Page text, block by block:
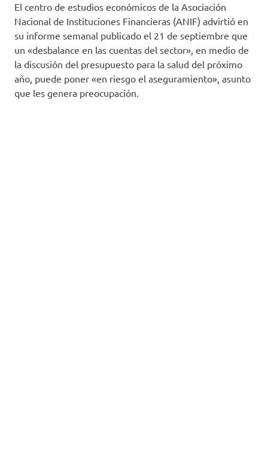
El centro de estudios económicos de la Asociación
Nacional de Instituciones Financieras (ANIF) advirtió en
su informe semanal publicado el 21 de septiembre que
un «desbalance en las cuentas del sector», en medio de
la discusión del presupuesto para la salud del próximo
año, puede poner «en riesgo el aseguramiento», asunto
que les genera preocupación.